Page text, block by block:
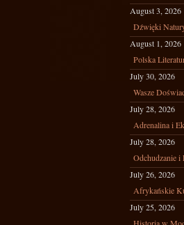
August 3, 2026
Dźwięki
August 1, 2026
Polska
July 30, 2026
Wasze
July 28, 2026
Adrenalina i
July 28, 2026
Odchudzanie i
July 26, 2026
Afrykańskie
July 25, 2026